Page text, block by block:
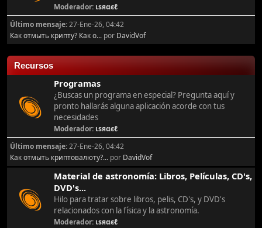
Moderador: ιѕяαєℓ
Último mensaje:27-Ene-26, 04:42
Как отмыть крипту? Как о... por DavidVof
Recursos
Programas
¿Buscas un programa en especial? Pregunta aquí y
pronto hallarás alguna aplicación acorde con tus
necesidades
Moderador: ιѕяαєℓ
Último mensaje:27-Ene-26, 04:42
Как отмыть криптовалюту?... por DavidVof
Material de astronomía: Libros, Películas, CD's,
DVD's...
Hilo para tratar sobre libros, pelis, CD's, y DVD's
relacionados con la física y la astronomía.
Moderador: ιѕяαєℓ